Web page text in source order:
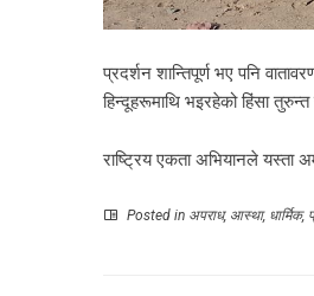
प्रदर्शन शान्तिपूर्ण भए पनि
हिन्दूहरूमाथि भइरहेको हिंसा
राष्ट्रिय एकता अभियानले यस्ता
Posted in अपराध, आस्था, धार्मिक,